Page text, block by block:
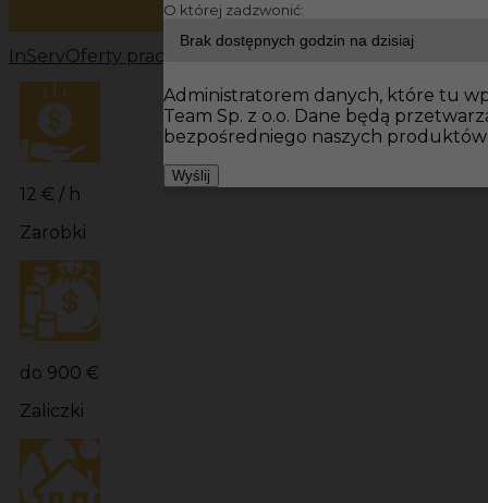
InServOferty pracy Prace wykończeniowe Niemcy
12 € / h
Zarobki
do 900 €
Zaliczki
O której zadzwonić:
Administratorem danych, które tu
Team Sp. z o.o. Dane będą
bezpośredniego naszych produktów
Wyślij